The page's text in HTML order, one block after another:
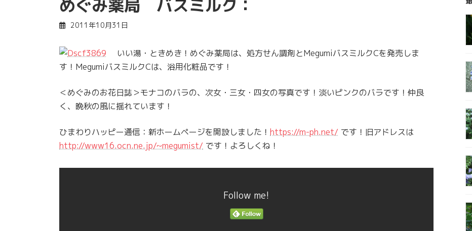
めぐみ薬局 バスミルク：
2011年10月31日
いい湯・ときめき！めぐみ薬局は、処方せん調剤とMegumiバスミルクCを発売しま
す！MegumiバスミルクCは、浴用化粧品です！
＜めぐみのお花日誌＞モナコのバラの、次女・三女・四女の写真です！淡いピンクのバラです！仲良
く、晩秋の風に揺れています！
ひまわりハッピー通信：新ホームページを開設しました！ https://m-ph.net/ です！旧アドレスは
http://www16.ocn.ne.jp/~megumist/ です！よろしくね！
Follow me!